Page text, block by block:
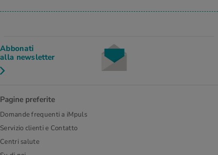
Abbonati
alla newsletter
Pagine preferite
Domande frequenti a iMpuls
Servizio clienti e Contatto
Centri salute